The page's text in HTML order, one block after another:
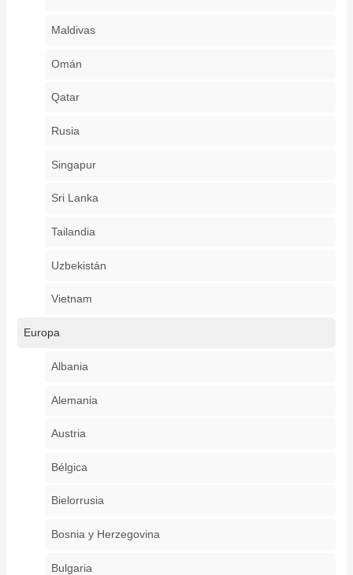
Maldivas
Omán
Qatar
Rusia
Singapur
Sri Lanka
Tailandia
Uzbekistán
Vietnam
Europa
Albania
Alemania
Austria
Bélgica
Bielorrusia
Bosnia y Herzegovina
Bulgaria